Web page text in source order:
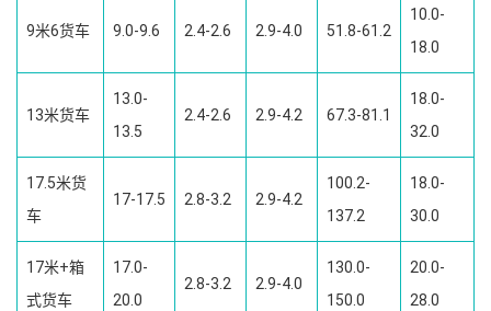
9米6货车 9.0-9.6 2.4-2.6 2.9-4.0 51.8-61.2
10.0-
18.0
13米货车
13.0-
13.5
2.4-2.6 2.9-4.2 67.3-81.1
18.0-
32.0
17.5米货
车
17-17.5 2.8-3.2 2.9-4.2
100.2-
137.2
18.0-
30.0
17米+箱
式货车
17.0-
20.0
2.8-3.2 2.9-4.0
130.0-
150.0
20.0-
28.0